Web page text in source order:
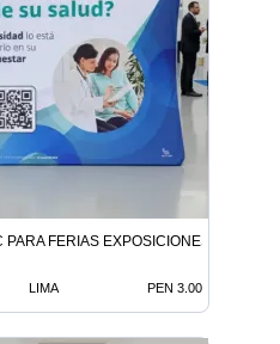
PARA FERIAS EXPOSICIONES Y
LIMA PEN 3.00